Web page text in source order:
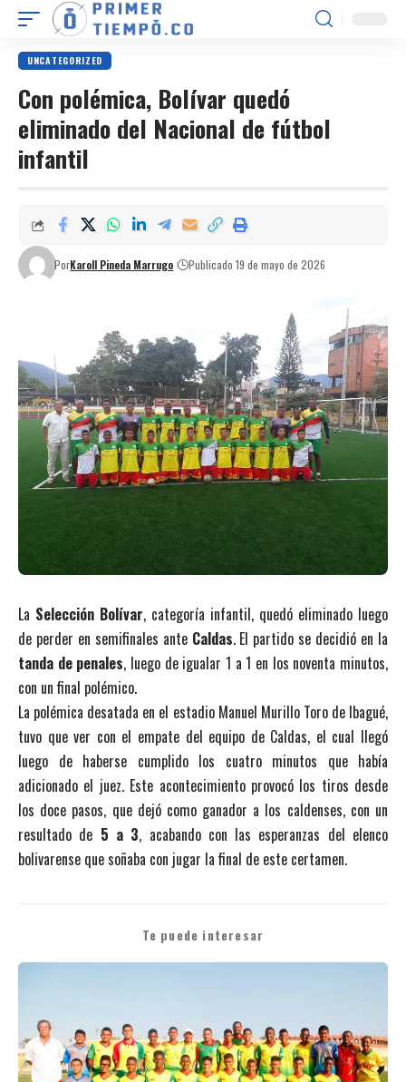
UNCATEGORIZED
Con polémica, Bolívar quedó
eliminado del Nacional de fútbol
infantil
PorKaroll Pineda Marrugo Publicado 19 de mayo de 2026
La Selección Bolívar, categoría infantil, quedó eliminado luego
de perder en semifinales ante Caldas. El partido se decidió en la
tanda de penales, luego de igualar 1 a 1 en los noventa minutos,
con un final polémico.
La polémica desatada en el estadio Manuel Murillo Toro de Ibagué,
tuvo que ver con el empate del equipo de Caldas, el cual llegó
luego de haberse cumplido los cuatro minutos que había
adicionado el juez. Este acontecimiento provocó los tiros desde
los doce pasos, que dejó como ganador a los caldenses, con un
resultado de 5 a 3, acabando con las esperanzas del elenco
bolivarense que soñaba con jugar la final de este certamen.
Te puede interesar